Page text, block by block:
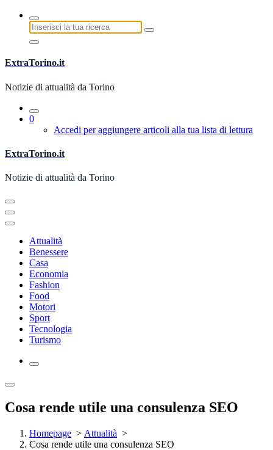
contenuto
Ricerca
per:
ExtraTorino.it
Notizie di attualità da Torino
0
Accedi per aggiungere articoli alla tua lista di lettura
ExtraTorino.it
Notizie di attualità da Torino
Attualità
Benessere
Casa
Economia
Fashion
Food
Motori
Sport
Tecnologia
Turismo
Cosa rende utile una consulenza SEO
Homepage > Attualità >
Cosa rende utile una consulenza SEO